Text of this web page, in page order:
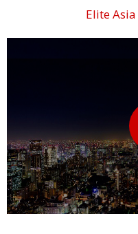
Elite Asia
Melayu
Bahasa
Kamboja
Solusi